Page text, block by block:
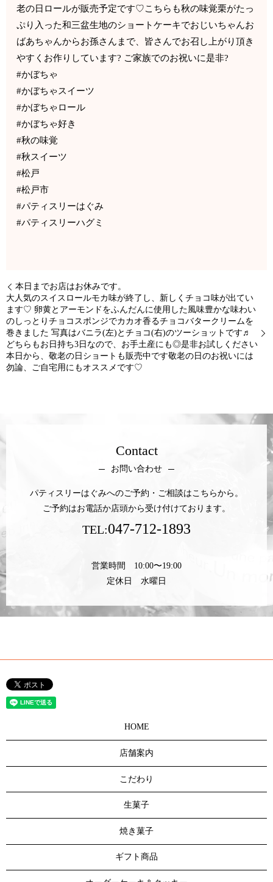
老の日ロールが販売予定です♡こちらも秋の味覚栗がたっ
ぷり入った和三盆生地のショートケーキでおじいちゃんお
ばあちゃんからお孫さんまで、皆さんでお召し上がり頂き
やすくお作りしています? ご家族でのお祝いに是非?
#かぼちゃ
#かぼちゃスイーツ
#かぼちゃロール
#かぼちゃ好き
#秋の味覚
#秋スイーツ
#松戸
#松戸市
#パティスリーはぐみ
#パティスリーハグミ
本日までお店はお休みです。
大人気のスイスロールモカ味が終了し、新しくチョコ味が出てい
ます♡ 卵黄とアーモンドをふんだんに使用した風味豊かな味わい
のしっとりチョコスポンジでカカオ香るチョコバタークリームを
巻きました 写真はバニラ(左)とチョコ(右)のツーショットです♬
どちらもお日持ち3日なので、お手土産にも◎是非お試しください
本日から、敬老の日ショートも販売中です敬老の日のお祝いには
勿論、ご自宅用にもオススメです♡
Contact
お問い合わせ
パティスリーはぐみへのご予約・ご相談はこちらから。
ご予約はお電話か店頭から受け付けております。
TEL:047-712-1893
営業時間 10:00〜19:00
定休日 水曜日
HOME
店舗案内
こだわり
生菓子
焼き菓子
ギフト商品